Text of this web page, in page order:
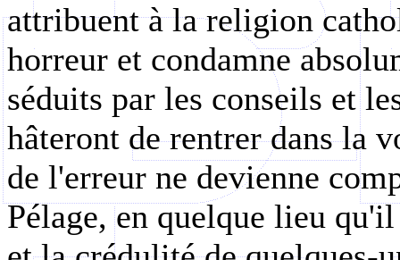
attribuent à la religion
horreur et condamne
séduits par les conseils et
hâteront de rentrer dans la
de l'erreur ne devienne
Pélage, en quelque lieu